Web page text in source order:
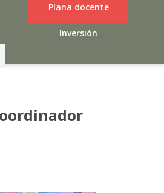
Plana docente
Inversión